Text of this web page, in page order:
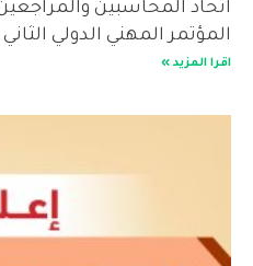
اتحاد المحاسبين
المؤتمر المهني الدولي
اقرا المزيد »